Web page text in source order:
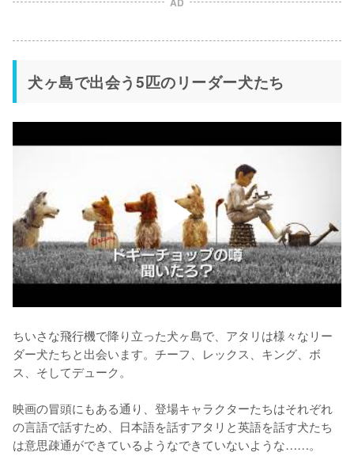
犬ヶ島で出会う5匹のリーダー犬たち
ちいさな飛行機で降り立った犬ヶ島で、アタリは様々なリー
ダー犬たちと出会います。チーフ、レックス、キング、ボ
ス、そしてデューク。
映画の冒頭にもある通り、登場キャラクターたちはそれぞれ
の言語で話すため、日本語を話すアタリと英語を話す犬たち
は意思疎通ができているようなできていないような……。